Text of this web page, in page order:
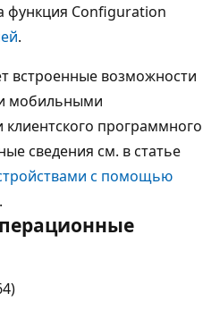
функция Configuration
.
встроенные возможности
мобильными
клиентского программного
сведения см. в статье
с помощью
.